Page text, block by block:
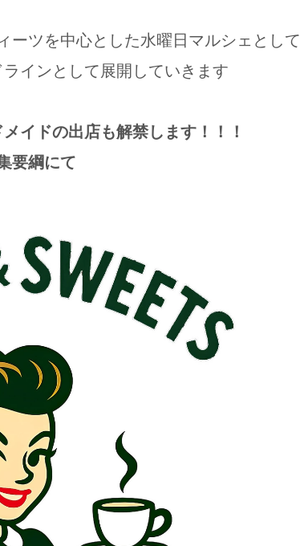
ーツを中心とした水曜日マルシェとして
インとして展開していきます
イドの出店も解禁します！！！
要綱にて